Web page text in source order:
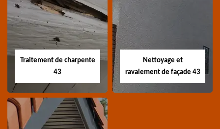
Devis nettoyage de
toiture 43
Devis nettoyage de
toiture 43 Haute-Loire
toiture 43
Devis réparation de
toiture 43 Haute-Loire
Traitement de charpente
43
Nettoyage et
ravalement de façade 43